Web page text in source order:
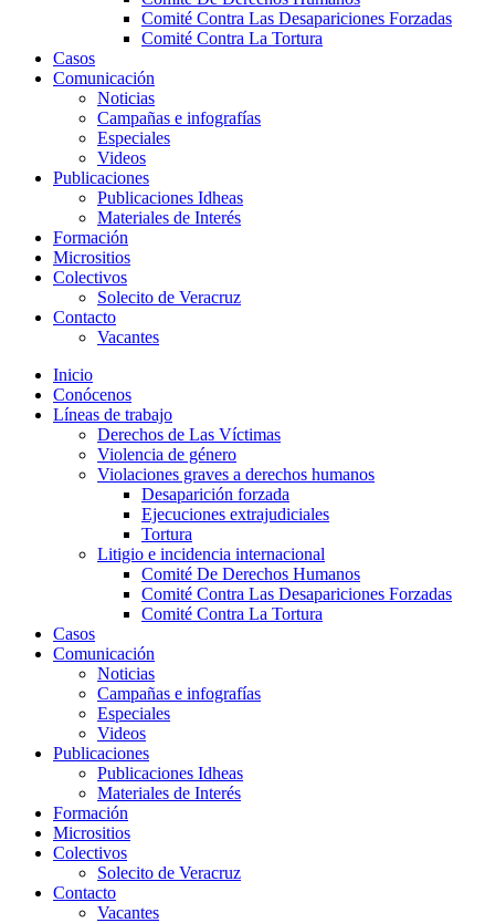
Comité Contra Las Desapariciones Forzadas
Comité Contra La Tortura​
Casos
Comunicación
Noticias
Campañas e infografías
Especiales
Videos
Publicaciones
Publicaciones Idheas
Materiales de Interés
Formación
Micrositios
Colectivos
Solecito de Veracruz
Contacto
Vacantes
Inicio
Conócenos
Líneas de trabajo
Derechos de Las Víctimas
Violencia de género
Violaciones graves a derechos humanos
Desaparición forzada​
Ejecuciones extrajudiciales
Tortura
Litigio e incidencia internacional
Comité De Derechos Humanos​
Comité Contra Las Desapariciones Forzadas
Comité Contra La Tortura​
Casos
Comunicación
Noticias
Campañas e infografías
Especiales
Videos
Publicaciones
Publicaciones Idheas
Materiales de Interés
Formación
Micrositios
Colectivos
Solecito de Veracruz
Contacto
Vacantes